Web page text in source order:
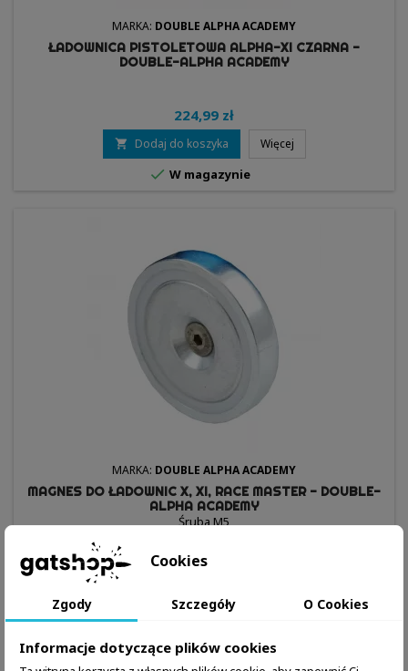
MARKA: DOUBLE ALPHA ACADEMY
ŁADOWNICA PISTOLETOWA ALPHA-XI CZARNA -
DOUBLE-ALPHA ACADEMY
224,99 zł
 Dodaj do koszyka Więcej
 W magazynie
MARKA: DOUBLE ALPHA ACADEMY
MAGNES DO ŁADOWNIC X, XI, RACE MASTER - DOUBLE-
ALPHA ACADEMY
Śruba M5
89,99 zł
Cookies
Zgody Szczegóły O Cookies
Informacje dotyczące plików cookies